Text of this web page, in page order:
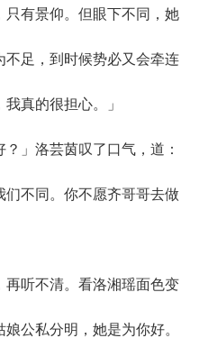
有景仰。但眼下不同，她
足，到时候势必又会牵连
真的很担心。」
」洛芸茵叹了口气，道：
不同。你不愿齐哥哥去做
听不清。看洛湘瑶面色变
公私分明，她是为你好。